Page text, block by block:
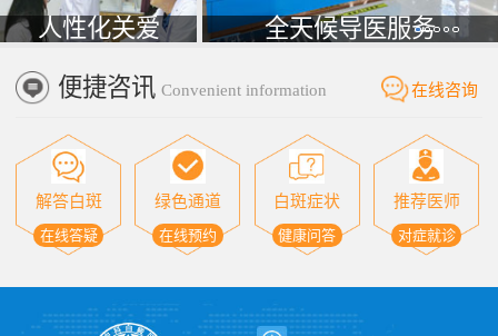
人性化关爱 全天候导医服务
便捷咨讯 Convenient information 在线咨询
解答白斑
在线答疑
绿色通道
在线预约
白斑症状
健康问答
推荐医师
对症就诊